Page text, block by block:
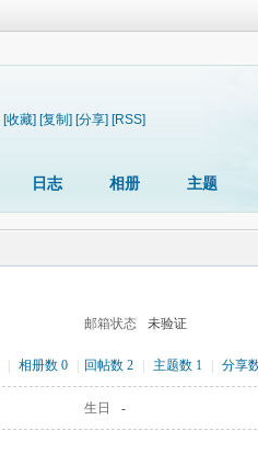
[收藏] [复制] [分享] [RSS]
日志 相册 主题
邮箱状态 未验证
相册数 0 回帖数 2 主题数 1 分享
生日 -